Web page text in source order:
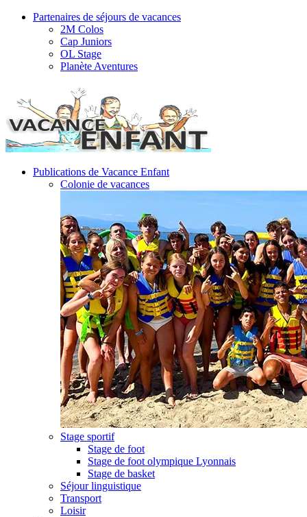
Partenaires de séjours de vacances
2M Colos
Cap Juniors
OL Stage
Planète Aventures
Publications de Vacance Enfant
Colonie de vacances
Stage sportif
Stage de foot
Stage de foot olympique Lyonnais
Stage de basket
Séjour linguistique
Transport
Loisir